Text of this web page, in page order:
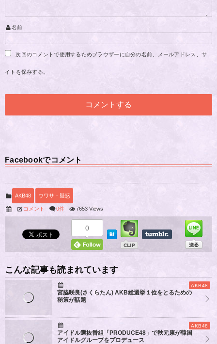
名前
次回のコメントで使用するためブラウザーに自分の名前、メールアドレス、サ
イトを保存する。
Facebookでコメント
AKB48 ウワサ・疑惑
コメント 0件 7653 Views
0
こんな記事も読まれています
AKB48
宮脇咲良(さくらたん) AKB総選挙１位をとるための
秘策が話題
AKB48
アイドル選抜番組「PRODUCE48」で秋元康が韓国
アイドルグループをプロデュース